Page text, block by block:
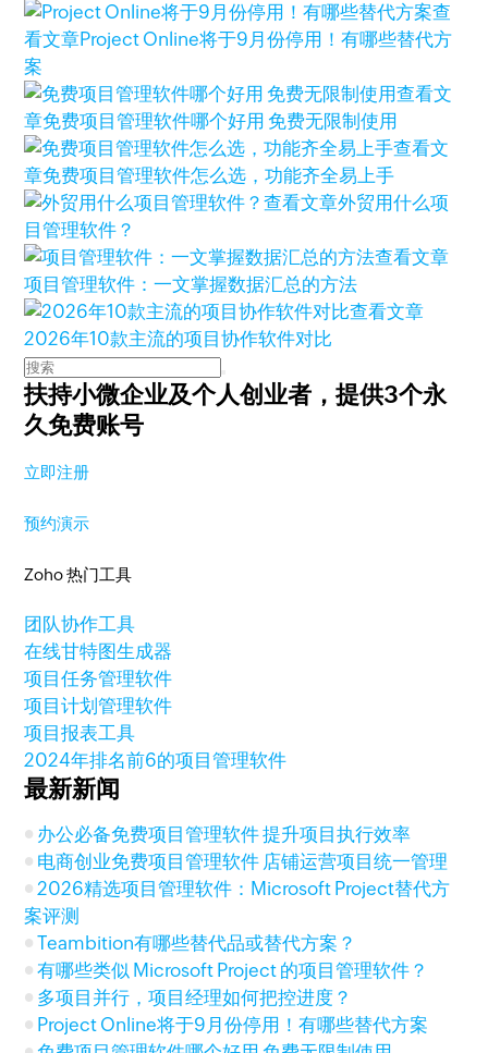
查
看文章Project Online将于9月份停用！有哪些替代方
案
查看文
章免费项目管理软件哪个好用 免费无限制使用
查看文
章免费项目管理软件怎么选，功能齐全易上手
查看文章外贸用什么项
目管理软件？
查看文章
项目管理软件：一文掌握数据汇总的方法
查看文章
2026年10款主流的项目协作软件对比
扶持小微企业及个人创业者，提供3个永
久免费账号
立即注册
预约演示
Zoho 热门工具
团队协作工具
在线甘特图生成器
项目任务管理软件
项目计划管理软件
项目报表工具
2024年排名前6的项目管理软件
最新新闻
办公必备免费项目管理软件 提升项目执行效率
电商创业免费项目管理软件 店铺运营项目统一管理
2026精选项目管理软件：Microsoft Project替代方
案评测
Teambition有哪些替代品或替代方案？
有哪些类似 Microsoft Project 的项目管理软件？
多项目并行，项目经理如何把控进度？
Project Online将于9月份停用！有哪些替代方案